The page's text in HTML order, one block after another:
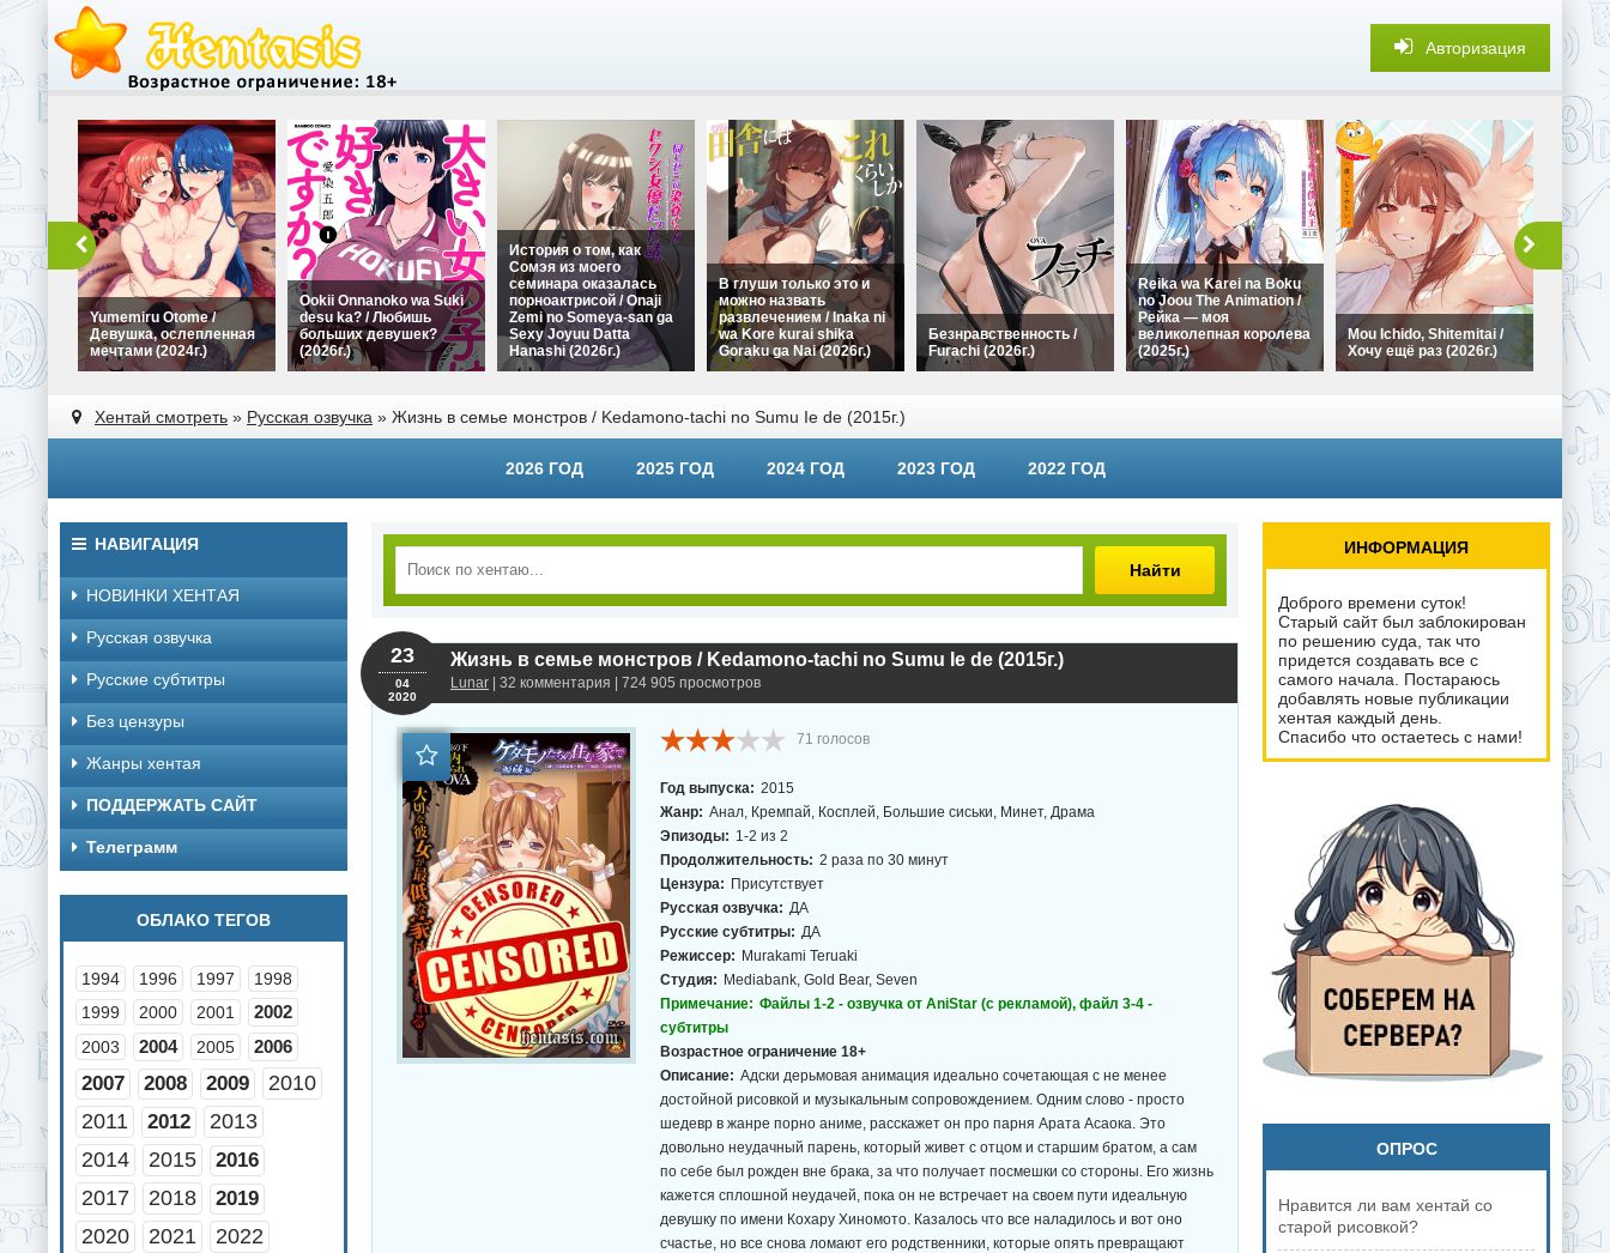
Авторизация
Yumemiru Otome /
Девушка, ослепленная
мечтами (2024г.)
Ookii Onnanoko wa Suki
desu ka? / Любишь
больших девушек?
(2026г.)
История о том, как
Сомэя из моего
семинара оказалась
порноактрисой / Onaji
Zemi no Someya-san ga
Sexy Joyuu Datta
Hanashi (2026г.)
В глуши только это и
можно назвать
развлечением / Inaka ni
wa Kore kurai shika
Goraku ga Nai (2026г.)
Безнравственность /
Furachi (2026г.)
Reika wa Karei na Boku
no Joou The Animation /
Рейка — моя
великолепная королева
(2025г.)
Mou Ichido, Shitemitai /
Хочу ещё раз (2026г.)
Обмен
Fuufu
Хентай смотреть » Русская озвучка » Жизнь в семье монстров / Kedamono-tachi no Sumu Ie de (2015г.)
2026 ГОД 2025 ГОД 2024 ГОД 2023 ГОД 2022 ГОД
Найти
Жизнь в семье монстров / Kedamono-tachi no Sumu Ie de (2015г.)
Lunar | 32 комментария | 724 905 просмотров
23
04
2020
71 голосов
Год выпуска: 2015
Жанр: Анал, Кремпай, Косплей, Большие сиськи, Минет, Драма
Эпизоды: 1-2 из 2
Продолжительность: 2 раза по 30 минут
Цензура: Присутствует
Русская озвучка: ДА
Русские субтитры: ДА
Режиссер: Murakami Teruaki
Студия: Mediabank, Gold Bear, Seven
Примечание: Файлы 1-2 - озвучка от AniStar (с рекламой), файл 3-4 -
субтитры
Возрастное ограничение 18+
Описание: Адски дерьмовая анимация идеально сочетающая с не менее
достойной рисовкой и музыкальным сопровождением. Одним слово - просто
шедевр в жанре порно аниме, расскажет он про парня Арата Асаока. Это
довольно неудачный парень, который живет с отцом и старшим братом, а сам
по себе был рожден вне брака, за что получает посмешки со стороны. Его жизнь
кажется сплошной неудачей, пока он не встречает на своем пути идеальную
девушку по имени Кохару Хиномото. Казалось что все наладилось и вот оно
счастье, но все снова ломают его родственники, которые опять превращают
НАВИГАЦИЯ
НОВИНКИ ХЕНТАЯ
Русская озвучка
Русские субтитры
Без цензуры
Жанры хентая
ПОДДЕРЖАТЬ САЙТ
Телеграмм
ОБЛАКО ТЕГОВ
1994 1996 1997
1998
1999
2000 2001 2002
2003 2004 2005 2006
2007 2008 2009
2010
2011
2012
2013
2014
2015 2016
2017 2018 2019
2020 2021
2022
ИНФОРМАЦИЯ
Доброго времени суток!
Старый сайт был заблокирован
по решению суда, так что
придется создавать все с
самого начала. Постараюсь
добавлять новые публикации
хентая каждый день.
Спасибо что остаетесь с нами!
ОПРОС
Нравится ли вам хентай со
старой рисовкой?